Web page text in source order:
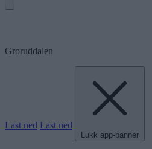
Groruddalen
Last ned Last ned
Lukk app-banner